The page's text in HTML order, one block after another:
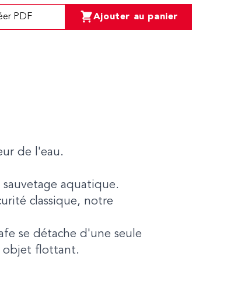
Ajouter au panier
PDF
de l'eau.
aquatique.
classique, notre
se détache d'une seule
objet flottant.